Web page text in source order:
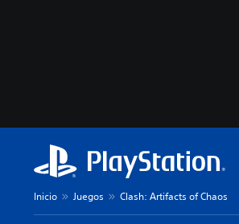
Inicio Juegos Clash: Artifacts of Chaos